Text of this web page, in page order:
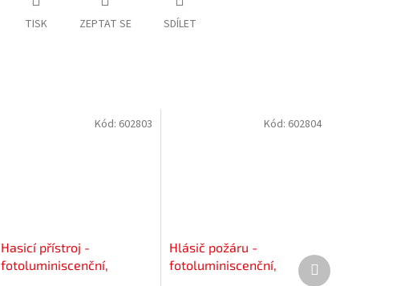
TISK ZEPTAT SE SDÍLET
Hasicí přístroj -
fotoluminiscenční,
Kód: 602803
Hlásič požáru -
fotoluminiscenční,
Kód: 602804
Další
produkt